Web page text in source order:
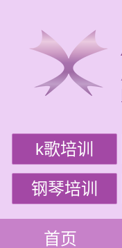
k歌培训
钢琴培训
首页